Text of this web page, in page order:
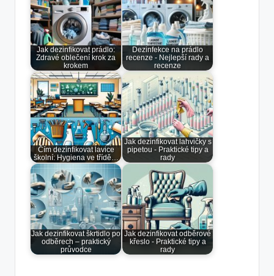
Jak dezinfikovat prádlo:
Zdravé oblečení krok za
krokem
Dezinfekce na prádlo
recenze - Nejlepší rady a
recenze
Čím dezinfikovat lavice
školní: Hygiena ve třídě…
Jak dezinfikovat lahvičky s
pipetou - Praktické tipy a
rady
Jak dezinfikovat škrtidlo po
odběrech – praktický
průvodce
Jak dezinfikovat odběrové
křeslo - Praktické tipy a
rady